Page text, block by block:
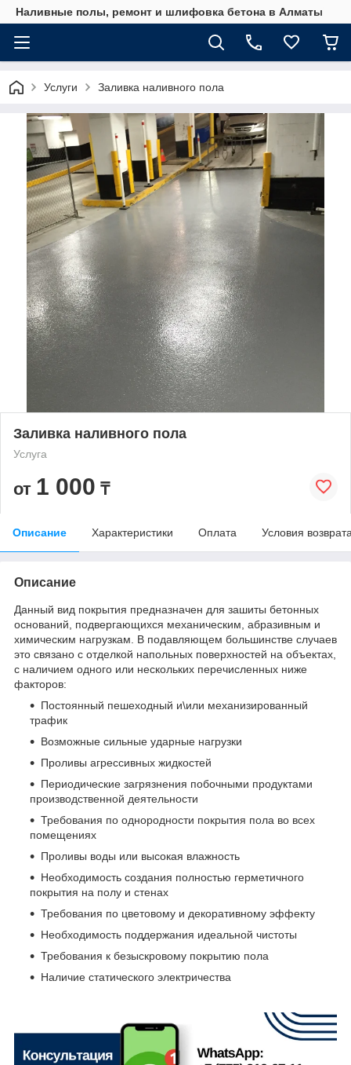
Наливные полы, ремонт и шлифовка бетона в Алматы
Услуги Заливка наливного пола
Заливка наливного пола
Услуга
от 1 000 ₸
Описание Характеристики Оплата Условия
Описание
Данный вид покрытия предназначен для зашиты бетонных
оснований, подвергающихся механическим, абразивным и
химическим нагрузкам. В подавляющем большинстве случаев
это связано с отделкой напольных поверхностей на объектах,
с наличием одного или нескольких перечисленных ниже
факторов:
Постоянный пешеходный и\или механизированный
трафик
Возможные сильные ударные нагрузки
Проливы агрессивных жидкостей
Периодические загрязнения побочными продуктами
производственной деятельности
Требования по однородности покрытия пола во всех
помещениях
Проливы воды или высокая влажность
Необходимость создания полностью герметичного
покрытия на полу и стенах
Требования по цветовому и декоративному эффекту
Необходимость поддержания идеальной чистоты
Требования к безыскровому покрытию пола
Наличие статического электричества